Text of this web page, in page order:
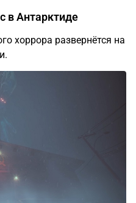
в Антарктиде
хоррора развернётся на